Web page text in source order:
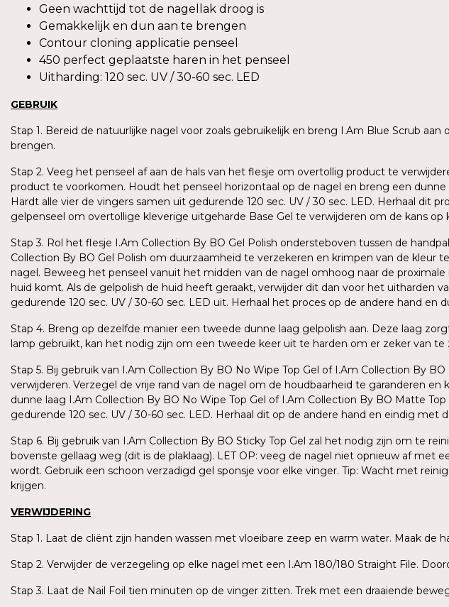
Geen wachttijd tot de nagellak droog is
Gemakkelijk en dun aan te brengen
Contour cloning applicatie penseel
450 perfect geplaatste haren in het penseel
Uitharding: 120 sec. UV / 30-60 sec. LED
GEBRUIK
Stap 1. Bereid de natuurlijke nagel voor zoals gebruikelijk en breng I.Am Blue Scrub
brengen.
Stap 2. Veeg het penseel af aan de hals van het flesje om overtollig product te
product te voorkomen. Houdt het penseel horizontaal op de nagel en breng een
Hardt alle vier de vingers samen uit gedurende 120 sec. UV / 30 sec. LED. Herhaal dit
gelpenseel om overtollige kleverige uitgeharde Base Gel te verwijderen om de kans
Stap 3. Rol het flesje I.Am Collection By BO Gel Polish ondersteboven tussen de
Collection By BO Gel Polish om duurzaamheid te verzekeren en krimpen van de
nagel. Beweeg het penseel vanuit het midden van de nagel omhoog naar de
huid komt. Als de gelpolish de huid heeft geraakt, verwijder dit dan voor het uitharden
gedurende 120 sec. UV / 30-60 sec. LED uit. Herhaal het proces op de andere hand en
Stap 4. Breng op dezelfde manier een tweede dunne laag gelpolish aan. Deze laag
lamp gebruikt, kan het nodig zijn om een tweede keer uit te harden om er zeker van
Stap 5. Bij gebruik van I.Am Collection By BO No Wipe Top Gel of I.Am Collection By
verwijderen. Verzegel de vrije rand van de nagel om de houdbaarheid te garanderen
dunne laag I.Am Collection By BO No Wipe Top Gel of I.Am Collection By BO Matte
gedurende 120 sec. UV / 30-60 sec. LED. Herhaal dit op de andere hand en eindig met
Stap 6. Bij gebruik van I.Am Collection By BO Sticky Top Gel zal het nodig zijn om te
bovenste gellaag weg (dit is de plaklaag). LET OP: veeg de nagel niet opnieuw af met
wordt. Gebruik een schoon verzadigd gel sponsje voor elke vinger. Tip: Wacht met
krijgen.
VERWIJDERING
Stap 1. Laat de cliënt zijn handen wassen met vloeibare zeep en warm water. Maak de
Stap 2. Verwijder de verzegeling op elke nagel met een I.Am 180/180 Straight File.
Stap 3. Laat de Nail Foil tien minuten op de vinger zitten. Trek met een draaiende